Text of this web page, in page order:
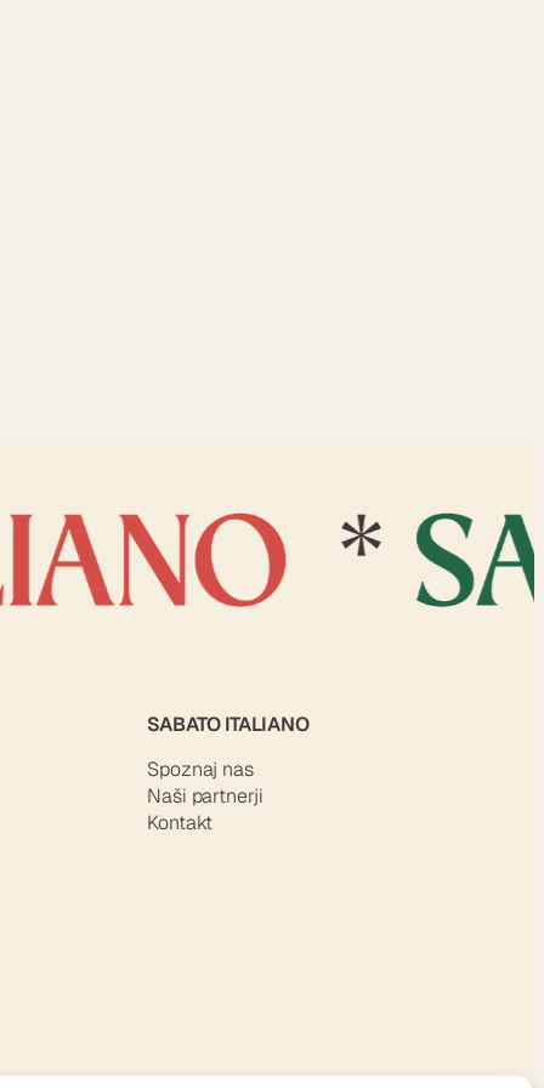
SABATO ITALIANO
Spoznaj nas
Naši partnerji
Kontakt